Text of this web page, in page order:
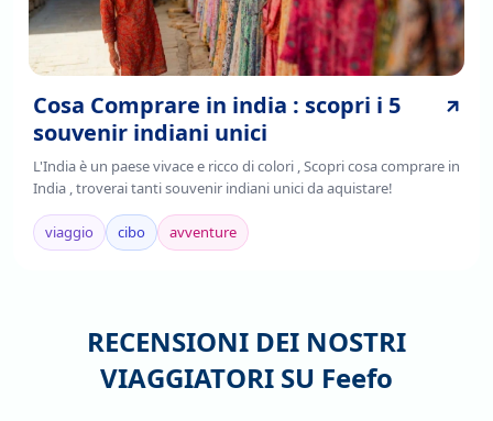
Cosa Comprare in india : scopri i 5
souvenir indiani unici
L'India è un paese vivace e ricco di colori , Scopri cosa comprare in
India , troverai tanti souvenir indiani unici da aquistare!
viaggio cibo avventure
RECENSIONI DEI NOSTRI
VIAGGIATORI SU Feefo